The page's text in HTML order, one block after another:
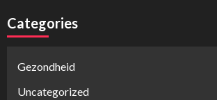
Categories
Gezondheid
Uncategorized